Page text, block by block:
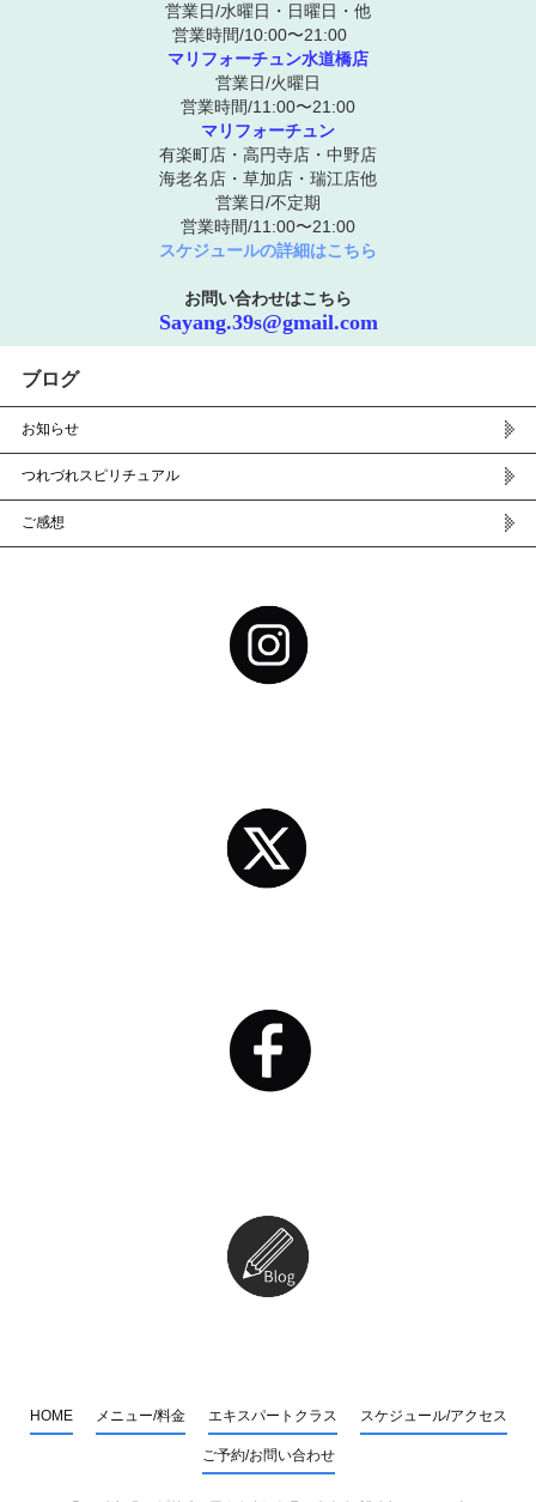
営業日/水曜日・日曜日・他
営業時間/10:00〜21:00
マリフォーチュン水道橋店
営業日/火曜日
営業時間/11:00〜21:00
マリフォーチュン
有楽町店・高円寺店・中野店
海老名店・草加店・瑞江店他
営業日/不定期
営業時間/11:00〜21:00
スケジュールの詳細はこちら
お問い合わせはこちら
Sayang.39s@gmail.com
ブログ
お知らせ
つれづれスピリチュアル
ご感想
HOME メニュー/料金 エキスパートクラス スケジュール/アクセス
ご予約/お問い合わせ